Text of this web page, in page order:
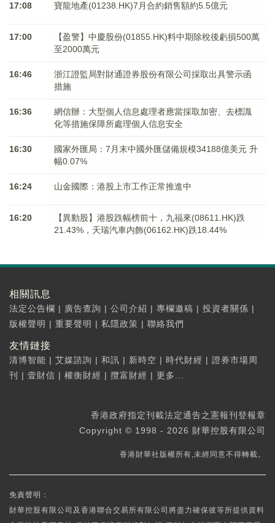
17:08 寶龍地產(01238.HK)7月合約銷售額約5.5億元
17:00
【盈警】中慶股份(01855.HK)料中期除稅後虧損500萬
至2000萬元
16:46
浙江證監局對財通證券股份有限公司採取出具警示函
措施
16:36
網信辦：大型個人信息處理者應當採取加密、去標識
化等措施保障所處理個人信息安全
16:30
國家外匯局：7月末中國外匯儲備規模34188億美元 升
幅0.07%
16:24 山金國際：港股上市工作正常推進中
16:20
【異動股】港股跌幅榜前十，九福來(08611.HK)跌
21.43%，天瑞汽車内飾(06162.HK)跌18.44%
相關訊息
法定公告欄 | 廣告查詢 | 公司介紹 | 專欄邀稿 | 投資者關係 |
版權聲明 | 重要聲明 | 私隱政策 | 聯絡我們
友情鏈接
清博智能 | 艾媒諮詢 | 和訊 | 新時空 | 時代財經 | 證券市場周
刊
| 壹財信 | 權衡財經 | 攬富財經 | 更多...
香港政府指定刊載法定通告之憲報刊登報章
Copyright © 1998 - 2026 財華控股有限公司
香港財華社版權所有,未經同意不得轉載。
免責聲明：
財華控股有限公司及香港聯合交易所有限公司將盡力確保彼等所提供資料